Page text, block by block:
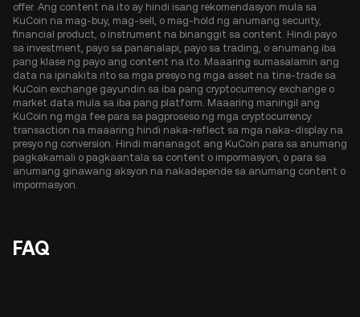
offer. Ang content na ito ay hindi isang rekomendasyon mula sa
KuCoin na mag-buy, mag-sell, o mag-hold ng anumang security,
financial product, o instrument na binanggit sa content. Hindi payo
sa investment, payo sa pananalapi, payo sa trading, o anumang iba
pang klase ng payo ang content na ito. Maaaring sumasalamin ang
data na ipinakita rito sa mga presyo ng mga asset na tine-trade sa
KuCoin exchange gayundin sa iba pang cryptocurrency exchange o
market data mula sa iba pang platform. Maaaring maningil ang
KuCoin ng mga fee para sa pagproseso ng mga cryptocurrency
transaction na maaaring hindi naka-reflect sa mga naka-display na
presyo ng conversion. Hindi mananagot ang KuCoin para sa anumang
pagkakamali o pagkaantala sa content o impormasyon, o para sa
anumang ginawang aksyon na nakadepende sa anumang content o
impormasyon.
FAQ